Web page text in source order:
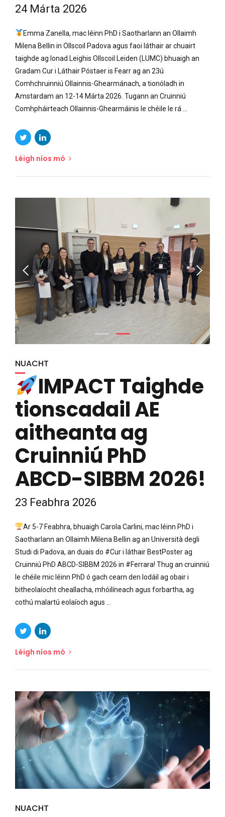
24 Márta 2026
Emma Zanella, mac léinn PhD i Saotharlann an Ollaimh
Milena Bellin in Ollscoil Padova agus faoi láthair ar chuairt
taighde ag Ionad Leighis Ollscoil Leiden (LUMC) bhuaigh an
Gradam Cur i Láthair Póstaer is Fearr ag an 23ú
Comhchruinniú Ollainnis-Ghearmánach, a tionóladh in
Amstardam an 12-14 Márta 2026. Tugann an Cruinniú
Comhpháirteach Ollainnis-Ghearmáinis le chéile le rá ...
Léigh níos mó
NUACHT
IMPACT Taighde
tionscadail AE
aitheanta ag
Cruinniú PhD
ABCD-SIBBM 2026!
23 Feabhra 2026
Ar 5-7 Feabhra, bhuaigh Carola Carlini, mac léinn PhD i
Saotharlann an Ollaimh Milena Bellin ag an Università degli
Studi di Padova, an duais do #Cur i láthair BestPoster ag
Cruinniú PhD ABCD-SIBBM 2026 in #Ferrara! Thug an cruinniú
le chéile mic léinn PhD ó gach cearn den Iodáil ag obair i
bitheolaíocht cheallacha, mhóilíneach agus forbartha, ag
cothú malartú eolaíoch agus ...
Léigh níos mó
NUACHT